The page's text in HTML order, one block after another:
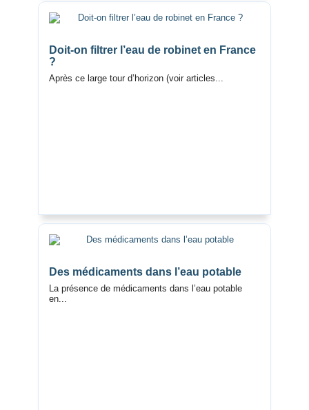
Doit-on filtrer l’eau de robinet en France
?
Après ce large tour d’horizon (voir articles...
Des médicaments dans l’eau potable
La présence de médicaments dans l’eau potable
en...